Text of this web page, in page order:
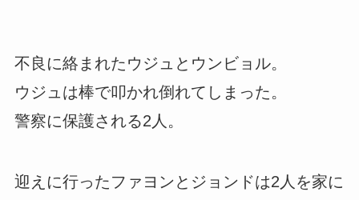
不良に絡まれたウジュとウンビョル。
ウジュは棒で叩かれ倒れてしまった。
警察に保護される2人。
迎えに行ったファヨンとジョンドは2人を家に